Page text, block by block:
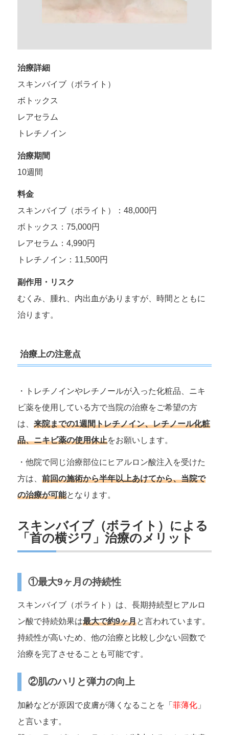
治療詳細
スキンバイブ（ボライト）
ボトックス
レアセラム
トレチノイン
治療期間
10週間
料金
スキンバイブ（ボライト）：48,000円
ボトックス：75,000円
レアセラム：4,990円
トレチノイン：11,500円
副作用・リスク
むくみ、腫れ、内出血がありますが、時間とともに
治ります。
治療上の注意点
・トレチノインやレチノールが入った化粧品、ニキ
ビ薬を使用している方で当院の治療をご希望の方
は、 来院までの1週間トレチノイン、レチノール化粧
品、ニキビ薬の使用休止をお願いします。
・他院で同じ治療部位にヒアルロン酸注入を受けた
方は、 前回の施術から半年以上あけてから、当院で
の治療が可能となります。
スキンバイブ（ボライト）による
「首の横ジワ」治療のメリット
①最大9ヶ月の持続性
スキンバイブ（ボライト）は、長期持続型ヒアルロ
ン酸で持続効果は最大で約9ヶ月と言われています。
持続性が高いため、他の治療と比較し少ない回数で
治療を完了させることも可能です。
②肌のハリと弾力の向上
加齢などが原因で皮膚が薄くなることを「 菲薄化」
と言います。